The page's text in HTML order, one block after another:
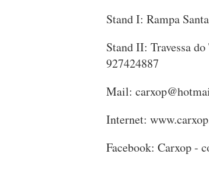
Stand I: Rampa
Stand II: Travessa
927424887
Mail:
Internet:
Facebook: Carxop -